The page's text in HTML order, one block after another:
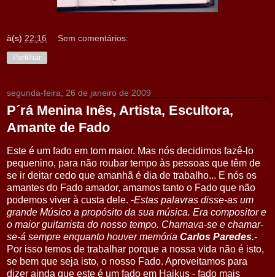
à(s) 22:16 Sem comentários:
Partilhar
segunda-feira, 26 de janeiro de 2009
P´rá Menina Inês, Artista, Escultora,
Amante de Fado
Este é um fado em tom maior. Mas nós decidimos fazê-lo
pequenino, para não roubar tempo às pessoas que têm de
se ir deitar cedo que amanhã é dia de trabalho... E nós os
amantes do Fado amador, amamos tanto o Fado que não
podemos viver à custa dele. -Estas palavras disse-as um
grande Músico a propósito da sua música. Era compositor e
o maior guitarrista do nosso tempo. Chamava-se e chamar-
se-á sempre enquanto houver memória Carlos Paredes.-
Por isso temos de trabalhar porque a nossa vida não é isto,
se bem que seja isto, o nosso Fado. Aproveitamos para
dizer ainda que este é um fado em Haikus - fado mais